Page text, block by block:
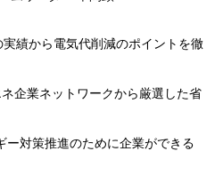
績から電気代削減のポイントを徹
企業ネットワークから厳選した省
対策推進のために企業ができる